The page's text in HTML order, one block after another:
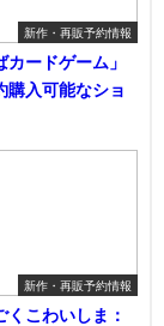
新作・再販予約情報
カードゲーム」
購入可能なショ
新作・再販予約情報
くこわいしま：